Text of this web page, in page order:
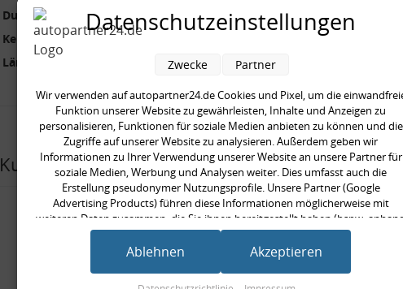
Durchmesser 3 [mm]:
9,4 mm
Kenngröße:
Länge [mm]:
318 mm
Kunden kauften auch
Datenschutzeinstellungen
Wir verwenden auf autopartner24.de Cookies und Pixel, um die
Funktion unserer Website zu gewährleisten, Inhalte und Anzeigen zu
personalisieren, Funktionen für soziale Medien anbieten zu können und die
Zugriffe auf unserer Website zu analysieren. Außerdem geben wir
Informationen zu Ihrer Verwendung unserer Website an unsere Partner für
soziale Medien, Werbung und Analysen weiter. Dies umfasst auch die
Erstellung pseudonymer Nutzungsprofile. Unsere Partner (Google
Advertising Products) führen diese Informationen möglicherweise mit
weiteren Daten zusammen, die Sie ihnen bereitgestellt haben (bspw.
eines persönlichen Accounts) oder welche sie im Rahmen Ihrer Nutzung der
Dienste gesammelt haben (bspw. Nutzungsdaten anderer Geräte). Ihre
Einwilligung zur Nutzung von Cookies und Pixeln können Sie jederzeit
Zwecke Partner
Ablehnen Akzeptieren